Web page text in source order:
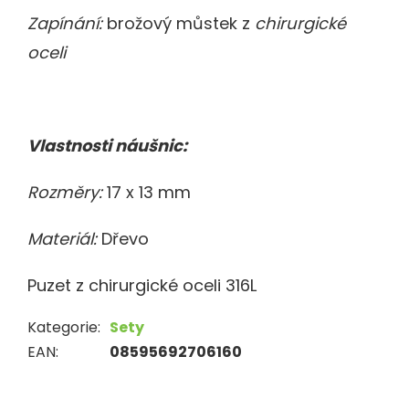
Zapínání: brožový můstek z chirurgické
oceli
Vlastnosti náušnic:
Rozměry:17 x 13 mm
Materiál:Dřevo
Puzet z chirurgické oceli 316L
Kategorie: Sety
EAN: 08595692706160